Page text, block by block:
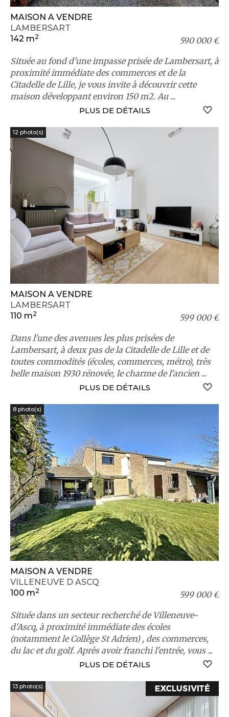
MAISON A VENDRE
LAMBERSART
142 m2
590 000 €
Située au fond d'une impasse prisée de Lambersart, à
proximité immédiate des commerces et de la
Citadelle de Lille, je vous invite à découvrir cette
maison développant environ 150 m2. Au ...
PLUS DE DÉTAILS
12 photo(s)
MAISON A VENDRE
LAMBERSART
110 m2
599 000 €
Dans l'une des avenues les plus prisées de
Lambersart, à deux pas de la Citadelle de Lille et de
toutes commodités (écoles, commerces, métro), très
belle maison 1930 rénovée, le charme de l'ancien ...
PLUS DE DÉTAILS
8 photo(s)
MAISON A VENDRE
VILLENEUVE D ASCQ
100 m2
599 000 €
Située dans un secteur recherché de Villeneuve-
d'Ascq, à proximité immédiate des écoles
(notamment le Collège St Adrien) , des commerces,
du lac et du golf. Après avoir franchi l'entrée, vous ...
PLUS DE DÉTAILS
13 photo(s)